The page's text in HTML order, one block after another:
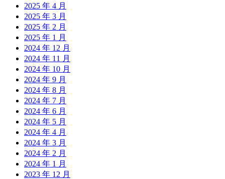
2025 年 4 月
2025 年 3 月
2025 年 2 月
2025 年 1 月
2024 年 12 月
2024 年 11 月
2024 年 10 月
2024 年 9 月
2024 年 8 月
2024 年 7 月
2024 年 6 月
2024 年 5 月
2024 年 4 月
2024 年 3 月
2024 年 2 月
2024 年 1 月
2023 年 12 月